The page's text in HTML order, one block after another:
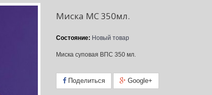
Миска МС 350мл.
Состояние: Новый товар
Миска суповая ВПС 350 мл.
Поделиться Google+